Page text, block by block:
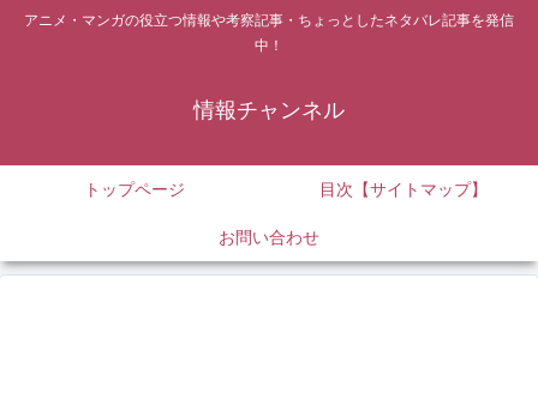
アニメ・マンガの役立つ情報や考察記事・ちょっとしたネタバレ記事を発信
中！
情報チャンネル
トップページ 目次【サイトマップ】
お問い合わせ